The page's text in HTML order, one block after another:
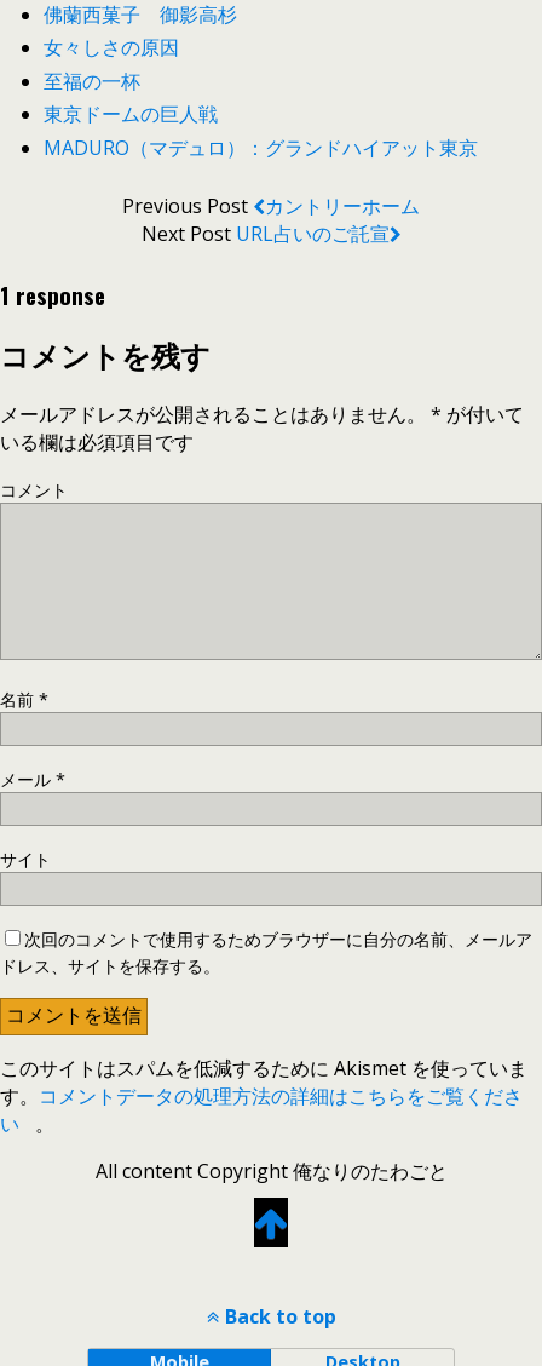
佛蘭西菓子 御影高杉
女々しさの原因
至福の一杯
東京ドームの巨人戦
MADURO（マデュロ）：グランドハイアット東京
Previous Post
カントリーホーム
Next Post URL占いのご託宣
1 response
コメントを残す
メールアドレスが公開されることはありません。 * が付いて
いる欄は必須項目です
コメント
名前 *
メール *
サイト
次回のコメントで使用するためブラウザーに自分の名前、メールア
ドレス、サイトを保存する。
このサイトはスパムを低減するために Akismet を使っていま
す。 コメントデータの処理方法の詳細はこちらをご覧くださ
い
。
All content Copyright 俺なりのたわごと
Back to top
Mobile Desktop